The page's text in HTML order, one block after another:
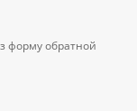
форму обратной